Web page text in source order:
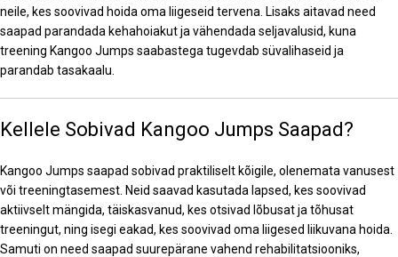
neile, kes soovivad hoida oma liigeseid tervena. Lisaks aitavad need
saapad parandada kehahoiakut ja vähendada seljavalusid, kuna
treening Kangoo Jumps saabastega tugevdab süvalihaseid ja
parandab tasakaalu.
Kellele Sobivad Kangoo Jumps Saapad?
Kangoo Jumps saapad sobivad praktiliselt kõigile, olenemata vanusest
või treeningtasemest. Neid saavad kasutada lapsed, kes soovivad
aktiivselt mängida, täiskasvanud, kes otsivad lõbusat ja tõhusat
treeningut, ning isegi eakad, kes soovivad oma liigesed liikuvana hoida.
Samuti on need saapad suurepärane vahend rehabilitatsiooniks,